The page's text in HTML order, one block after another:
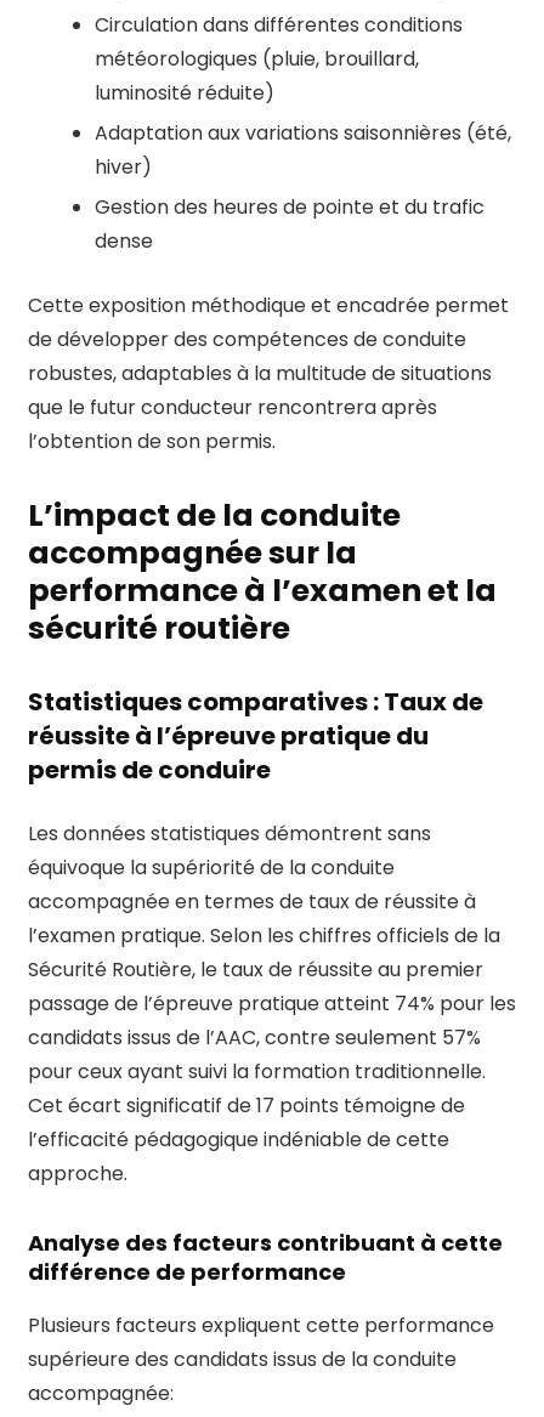
Circulation dans différentes conditions
météorologiques (pluie, brouillard,
luminosité réduite)
Adaptation aux variations saisonnières (été,
hiver)
Gestion des heures de pointe et du trafic
dense
Cette exposition méthodique et encadrée permet
de développer des compétences de conduite
robustes, adaptables à la multitude de situations
que le futur conducteur rencontrera après
l’obtention de son permis.
L’impact de la conduite
accompagnée sur la
performance à l’examen et la
sécurité routière
Statistiques comparatives : Taux de
réussite à l’épreuve pratique du
permis de conduire
Les données statistiques démontrent sans
équivoque la supériorité de la conduite
accompagnée en termes de taux de réussite à
l’examen pratique. Selon les chiffres officiels de la
Sécurité Routière, le taux de réussite au premier
passage de l’épreuve pratique atteint 74% pour les
candidats issus de l’AAC, contre seulement 57%
pour ceux ayant suivi la formation traditionnelle.
Cet écart significatif de 17 points témoigne de
l’efficacité pédagogique indéniable de cette
approche.
Analyse des facteurs contribuant à cette
différence de performance
Plusieurs facteurs expliquent cette performance
supérieure des candidats issus de la conduite
accompagnée: